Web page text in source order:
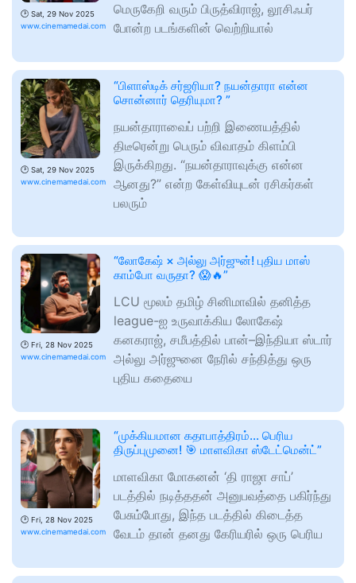
🕑 Sat, 29 Nov 2025
www.cinemamedai.com
மெருகேறி வரும் பிருத்விராஜ், லூசிஃபர்
போன்ற படங்களின் வெற்றியால்
🕑 Sat, 29 Nov 2025
www.cinemamedai.com
“பிளாஸ்டிக் சர்ஜரியா? நயன்தாரா என்ன
சொன்னார் தெரியுமா? ”
நயன்தாராவைப் பற்றி இணையத்தில்
திடீரென்று பெரும் விவாதம் கிளம்பி
இருக்கிறது. “நயன்தாராவுக்கு என்ன
ஆனது?” என்ற கேள்வியுடன் ரசிகர்கள்
பலரும்
🕑 Fri, 28 Nov 2025
www.cinemamedai.com
“லோகேஷ் × அல்லு அர்ஜுன்! புதிய மாஸ்
காம்போ வருதா? 😱🔥”
LCU மூலம் தமிழ் சினிமாவில் தனித்த
league-ஐ உருவாக்கிய லோகேஷ்
கனகராஜ், சமீபத்தில் பான்–இந்தியா ஸ்டார்
அல்லு அர்ஜுனை நேரில் சந்தித்து ஒரு
புதிய கதையை
🕑 Fri, 28 Nov 2025
www.cinemamedai.com
“முக்கியமான கதாபாத்திரம்… பெரிய
திருப்புமுனை! 🎯 மாளவிகா ஸ்டேட்மென்ட்”
மாளவிகா மோகனன் ‘தி ராஜா சாப்’
படத்தில் நடித்ததன் அனுபவத்தை பகிர்ந்து
பேசும்போது, இந்த படத்தில் கிடைத்த
வேடம் தான் தனது கேரியரில் ஒரு பெரிய